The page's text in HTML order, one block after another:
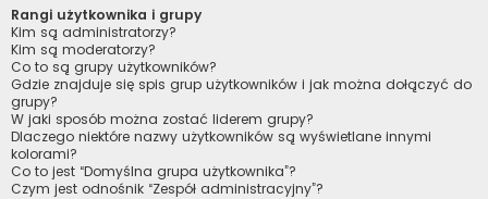
Rangi użytkownika i grupy
Kim są administratorzy?
Kim są moderatorzy?
Co to są grupy użytkowników?
Gdzie znajduje się spis grup użytkowników i jak można dołączyć do
grupy?
W jaki sposób można zostać liderem grupy?
Dlaczego niektóre nazwy użytkowników są wyświetlane innymi
kolorami?
Co to jest “Domyślna grupa użytkownika”?
Czym jest odnośnik “Zespół administracyjny”?